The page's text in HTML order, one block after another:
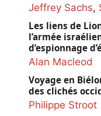
Jeffrey Sachs,
Les liens de
l’armée
d’espionnage
Alan Macleod
Voyage en
des clichés
Philippe Stroot